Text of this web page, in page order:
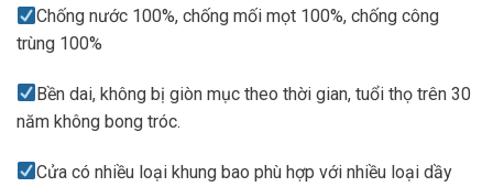
Chống nước 100%, chống mối mọt 100%, chống công
trùng 100%
Bền dai, không bị giòn mục theo thời gian, tuổi thọ trên 30
năm không bong tróc.
Cửa có nhiều loại khung bao phù hợp với nhiều loại dầy